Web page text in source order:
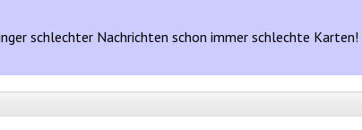
schlechter Nachrichten schon immer schlechte Karten!